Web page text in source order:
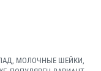
МОЛОЧНЫЕ ШЕЙКИ,